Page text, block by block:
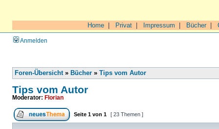
Home Privat Impressum Bücher|
Anmelden
Foren-Übersicht» Bücher » Tips vom Autor
Tips vom Autor
Moderator: Florian
Seite 1 von 1 [ 23 Themen ]